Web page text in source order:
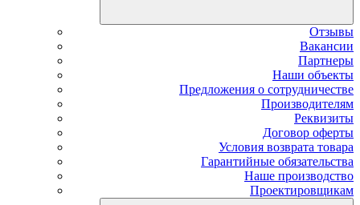
Отзывы
Вакансии
Партнеры
Наши объекты
Предложения о сотрудничестве
Производителям
Реквизиты
Договор оферты
Условия возврата товара
Гарантийные обязательства
Наше производство
Проектировщикам